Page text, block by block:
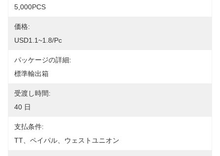
5,000PCS
価格:
USD1.1~1.8/pc
パッケージの詳細:
標準輸出箱
受渡し時間:
40 日
支払条件:
TT、ペイパル、ウェストユニオン